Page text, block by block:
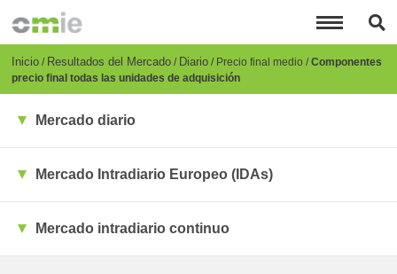
principal
Breadcrumb
Inicio Resultados del Mercado Diario Precio final medio Componentes
precio final todas las unidades de adquisición
Mercado diario
Mercado Intradiario Europeo (IDAs)
Mercado intradiario continuo